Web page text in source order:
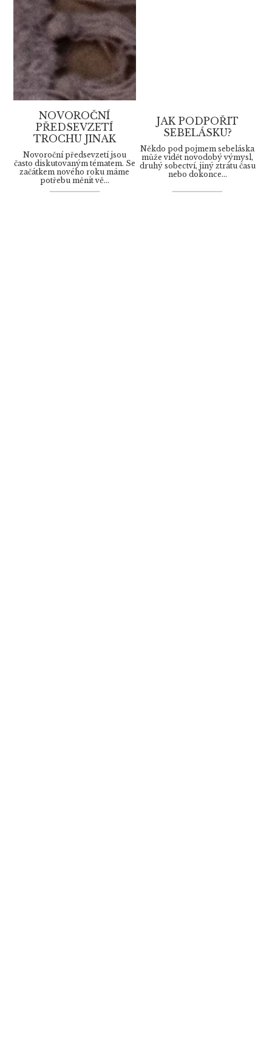
NOVOROČNÍ
PŘEDSEVZETÍ
TROCHU JINAK
Novoroční předsevzetí jsou
často diskutovaným tématem. Se
začátkem nového roku máme
potřebu měnit vě...
JAK PODPOŘIT
SEBELÁSKU?
Někdo pod pojmem sebeláska
může vidět novodobý výmysl,
druhý sobectví, jiný ztrátu času
nebo dokonce...